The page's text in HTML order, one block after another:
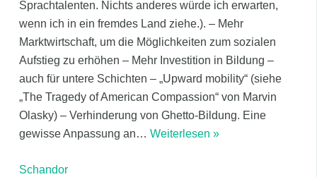
Sprachtalenten. Nichts anderes würde ich erwarten,
wenn ich in ein fremdes Land ziehe.). – Mehr
Marktwirtschaft, um die Möglichkeiten zum sozialen
Aufstieg zu erhöhen – Mehr Investition in Bildung –
auch für untere Schichten – „Upward mobility“ (siehe
„The Tragedy of American Compassion“ von Marvin
Olasky) – Verhinderung von Ghetto-Bildung. Eine
gewisse Anpassung an… Weiterlesen »
Schandor